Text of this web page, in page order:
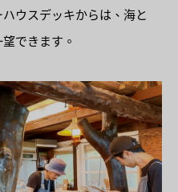
ウスデッキからは、海と
できます。